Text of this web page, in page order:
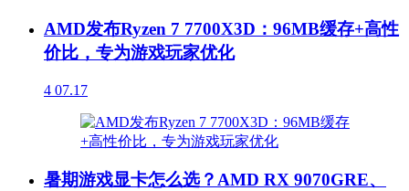
AMD发布Ryzen 7 7700X3D：96MB缓存+高性
价比，专为游戏玩家优化
4 07.17
暑期游戏显卡怎么选？AMD RX 9070GRE、